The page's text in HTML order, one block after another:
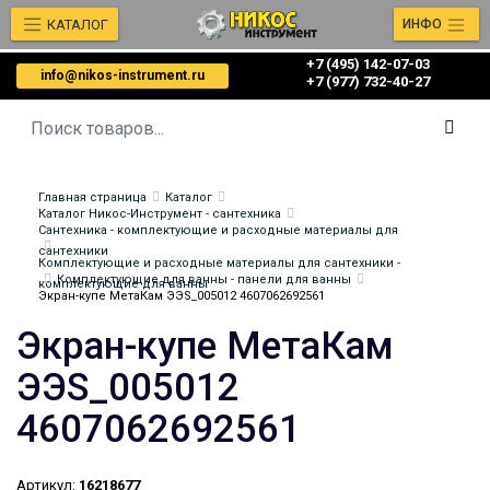
info@nikos-instrument.ru
+7 (495) 142-07-03
‎‎+7 (977) 732-40-27
КАТАЛОГ ИНФО
Главная страница
Каталог
Каталог Никос-Инструмент - сантехника
Сантехника - комплектующие и расходные материалы для
сантехники
Комплектующие и расходные материалы для сантехники -
комплектующие для ванны
Комплектующие для ванны - панели для ванны
Экран-купе МетаКам ЭЭS_005012 4607062692561
Экран-купе МетаКам
ЭЭS_005012
4607062692561
Артикул: 16218677